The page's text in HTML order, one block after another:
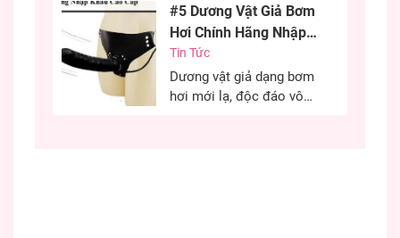
cứu cánh cho những chị
em khô âm đạo có thể sử
dụng hiệu quả. Việc sử
dụng gel bôi trơn đúng
cách quyết định đến...
#5 Dương Vật Giả Bơm
Hơi Chính Hãng Nhập
Khẩu Cao Cấp
Tin Tức
Dương vật giả dạng bơm
hơi mới lạ, độc đáo vô